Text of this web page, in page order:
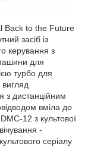
Back to the Future
засіб із
керування з
для
турбо для
з дистанційним
вміла до
12 з культової
-
серіалу